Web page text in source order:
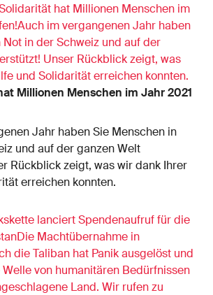
hat Millionen Menschen im
im vergangenen Jahr haben
Not in der Schweiz und auf der
Unser Rückblick zeigt, was
und Solidarität erreichen konnten.
Millionen Menschen im Jahr 2021
Jahr haben Sie Menschen in
und auf der ganzen Welt
Rückblick zeigt, was wir dank Ihrer
erreichen konnten.
lanciert Spendenaufruf für die
Machtübernahme in
die Taliban hat Panik ausgelöst und
von humanitären Bedürfnissen
Land. Wir rufen zu